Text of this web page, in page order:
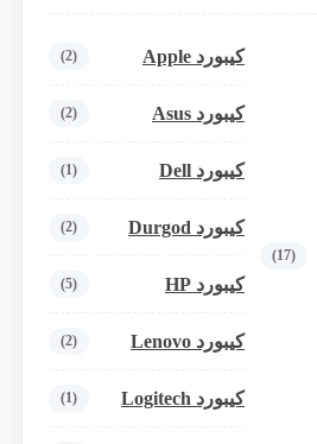
(17)
کیبورد Apple (2)
کیبورد Asus (2)
کیبورد Dell (1)
کیبورد Durgod (2)
کیبورد HP (5)
کیبورد Lenovo (2)
کیبورد Logitech (1)